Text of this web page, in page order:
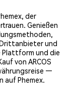
der
Genießen
und
Plattform und die
von ARCOS
—
auf Phemex.